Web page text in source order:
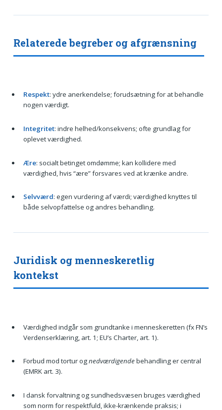
Relaterede begreber og afgrænsning
Respekt: ydre anerkendelse; forudsætning for at behandle
nogen værdigt.
Integritet: indre helhed/konsekvens; ofte grundlag for
oplevet værdighed.
Ære: socialt betinget omdømme; kan kollidere med
værdighed, hvis “ære” forsvares ved at krænke andre.
Selvværd: egen vurdering af værdi; værdighed knyttes til
både selvopfattelse og andres behandling.
Juridisk og menneskeretlig
kontekst
Værdighed indgår som grundtanke i menneskeretten (fx FN’s
Verdenserklæring, art. 1; EU’s Charter, art. 1).
Forbud mod tortur ognedværdigendebehandling er central
(EMRK art. 3).
I dansk forvaltning og sundhedsvæsen bruges værdighed
som norm for respektfuld, ikke-krænkende praksis; i